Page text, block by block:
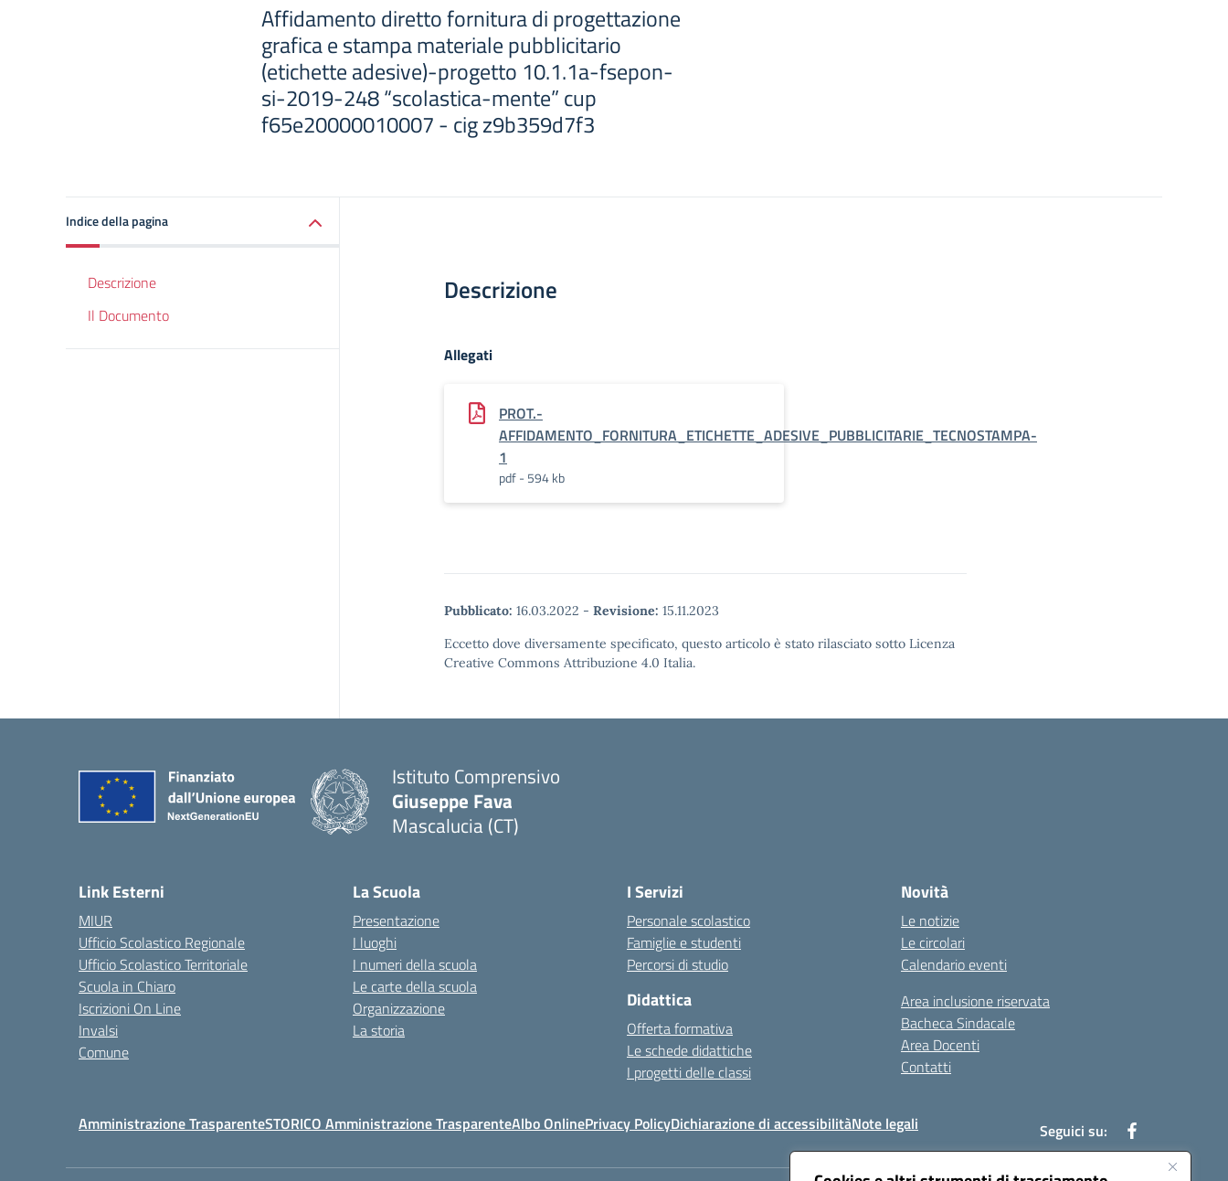
Affidamento diretto fornitura di progettazione
grafica e stampa materiale pubblicitario
(etichette adesive)-progetto 10.1.1a-fsepon-
si-2019-248 “scolastica-mente” cup
f65e20000010007 - cig z9b359d7f3
Indice della pagina
Descrizione
Il Documento
Descrizione
Allegati
PROT.-
AFFIDAMENTO_FORNITURA_ETICHETTE_ADESIVE_PUBBLICITARIE_TECNOSTAMPA-
1
pdf - 594 kb
Pubblicato: 16.03.2022 - Revisione: 15.11.2023
Eccetto dove diversamente specificato, questo articolo è stato rilasciato sotto Licenza
Creative Commons Attribuzione 4.0 Italia.
Istituto Comprensivo
Giuseppe Fava
Mascalucia (CT)
Link Esterni
MIUR
Ufficio Scolastico Regionale
Ufficio Scolastico Territoriale
Scuola in Chiaro
Iscrizioni On Line
Invalsi
Comune
La Scuola
Presentazione
I luoghi
I numeri della scuola
Le carte della scuola
Organizzazione
La storia
I Servizi
Personale scolastico
Famiglie e studenti
Percorsi di studio
Didattica
Offerta formativa
Le schede didattiche
I progetti delle classi
Novità
Le notizie
Le circolari
Calendario eventi
Area inclusione riservata
Bacheca Sindacale
Area Docenti
Contatti
Amministrazione TrasparenteSTORICO Amministrazione TrasparenteAlbo OnlinePrivacy PolicyDichiarazione di accessibilitàNote legali Seguici su: